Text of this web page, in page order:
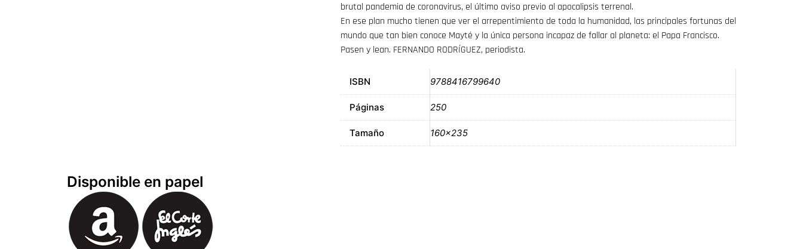
brutal pandemia de coronavirus, el último aviso previo al apocalipsis terrenal.
En ese plan mucho tienen que ver el arrepentimiento de toda la humanidad, las principales fortunas del
mundo que tan bien conoce Mayté y la única persona incapaz de fallar al planeta: el Papa Francisco.
Pasen y lean. FERNANDO RODRÍGUEZ, periodista.
ISBN 9788416799640
Páginas 250
Tamaño 160×235
Disponible en papel